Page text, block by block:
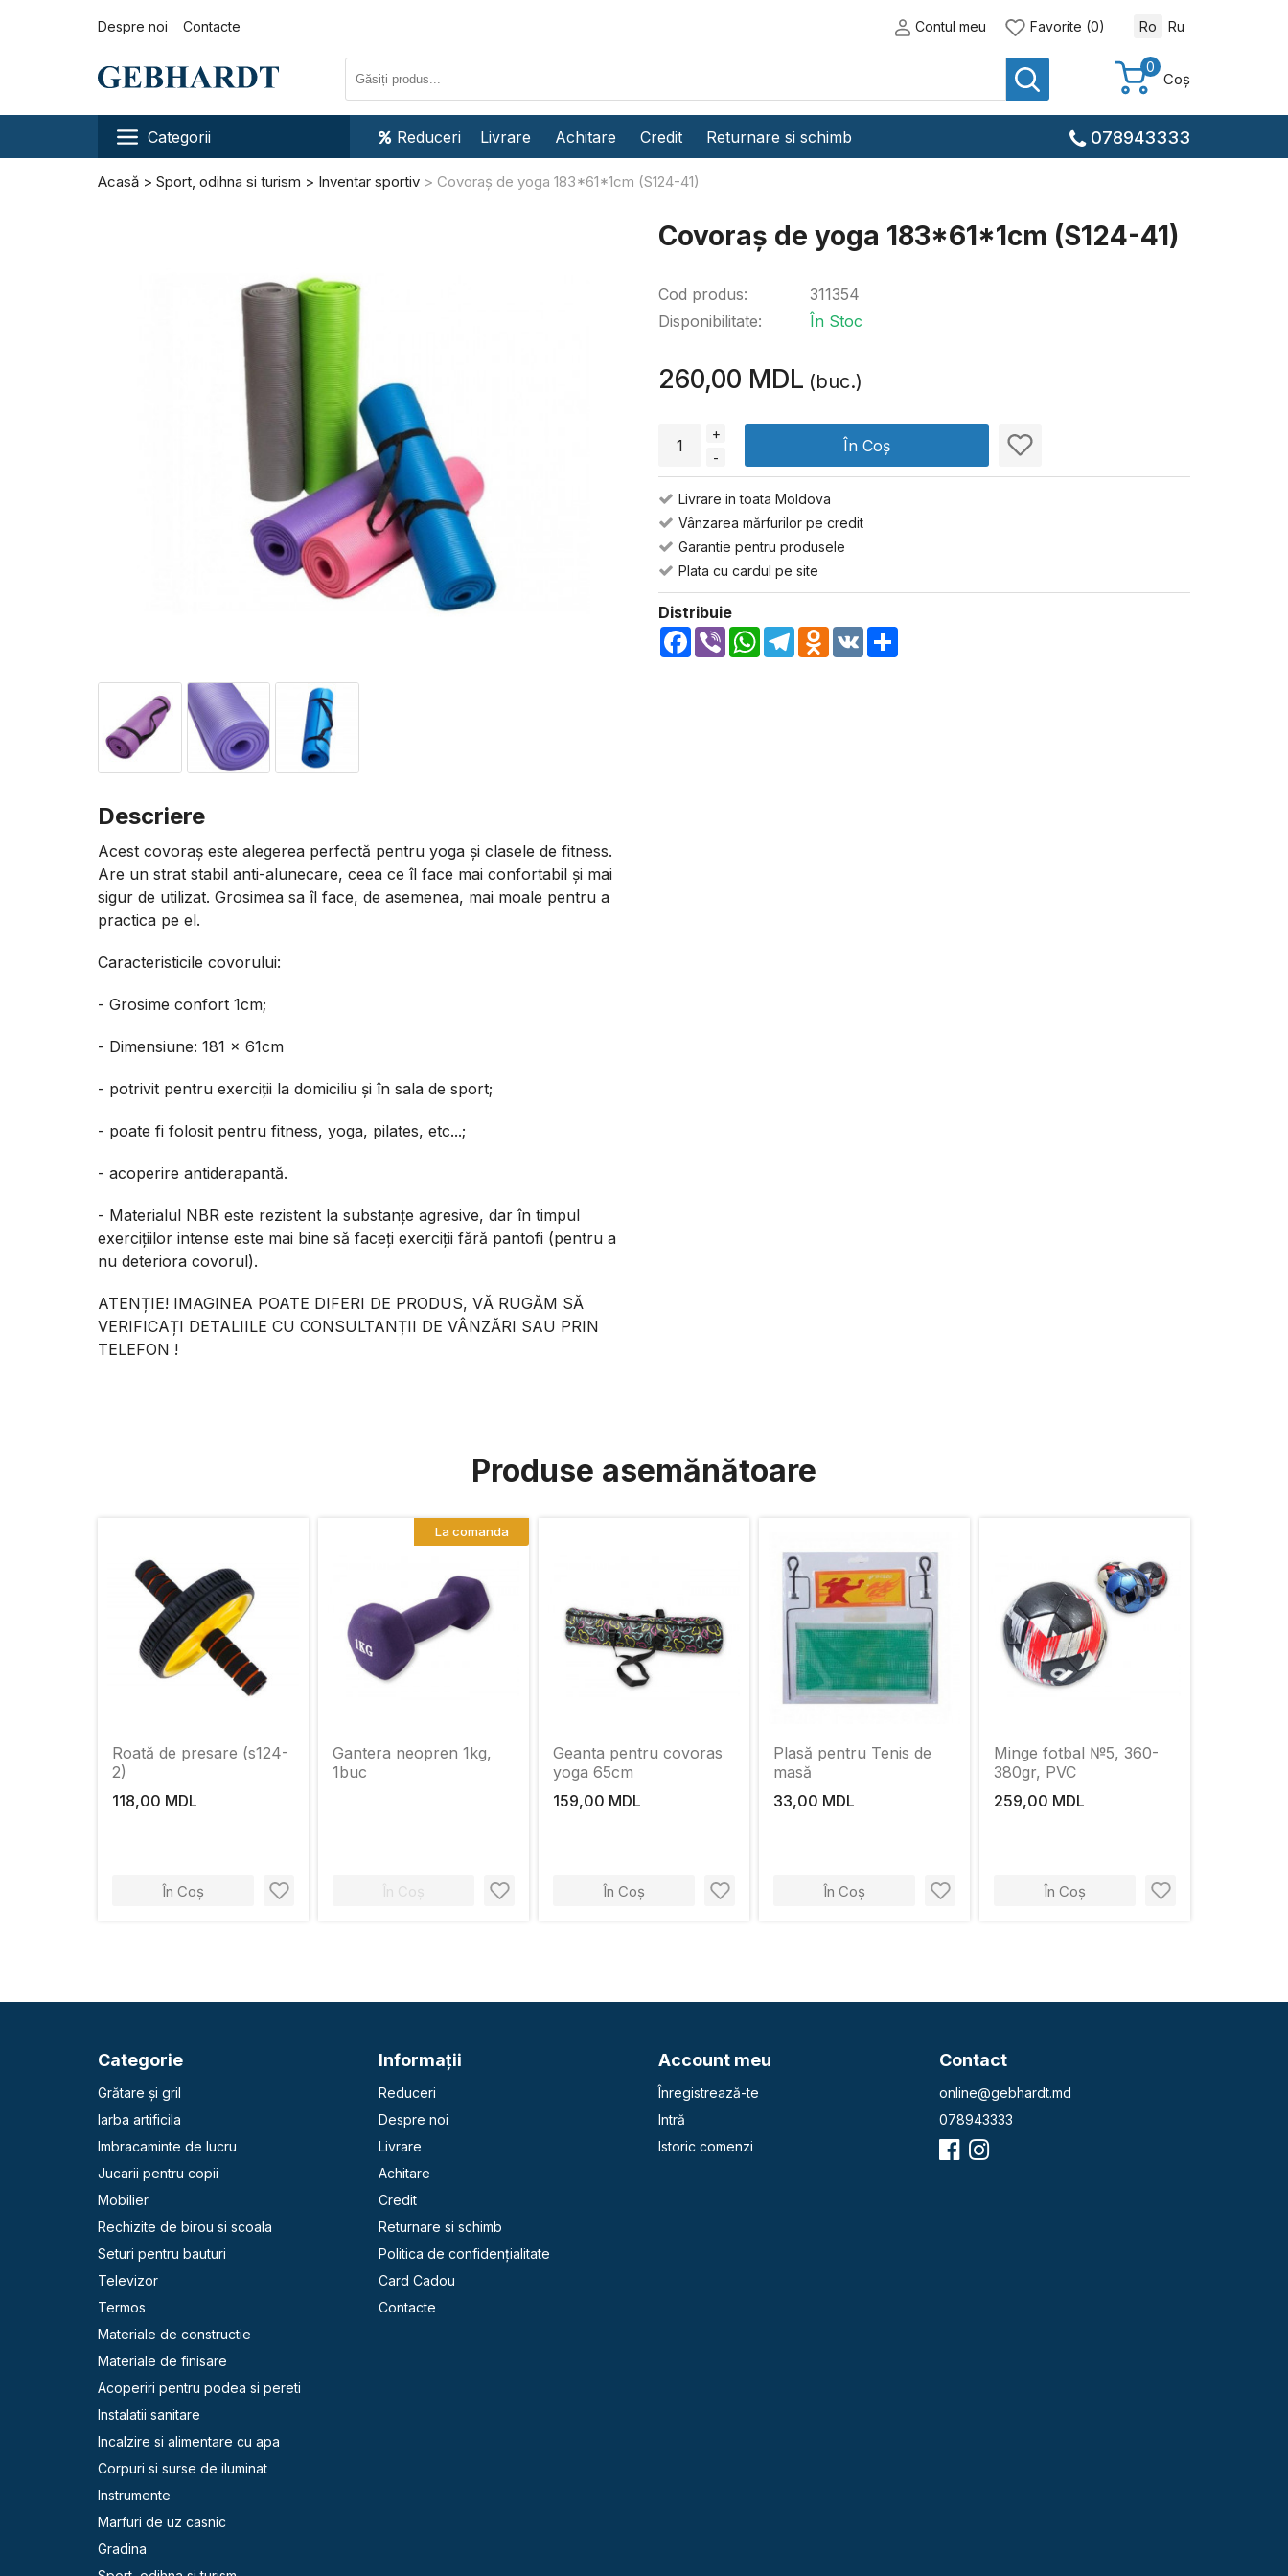
Despre noi Contacte Contul meu Favorite (0) Ro Ru
0
Coș
Categorii Reduceri Livrare Achitare Credit Returnare si schimb 078943333
Acasă Sport, odihna si turism Inventar sportiv Covoraș de yoga 183*61*1cm (S124-41)
Descriere
Acest covoraș este alegerea perfectă pentru yoga și clasele de fitness.
Are un strat stabil anti-alunecare, ceea ce îl face mai confortabil și mai
sigur de utilizat. Grosimea sa îl face, de asemenea, mai moale pentru a
practica pe el.
Caracteristicile covorului:
- Grosime confort 1cm;
- Dimensiune: 181 x 61cm
- potrivit pentru exerciții la domiciliu și în sala de sport;
- poate fi folosit pentru fitness, yoga, pilates, etc...;
- acoperire antiderapantă.
- Materialul NBR este rezistent la substanțe agresive, dar în timpul
exercițiilor intense este mai bine să faceți exerciții fără pantofi (pentru a
nu deteriora covorul).
ATENȚIE! IMAGINEA POATE DIFERI DE PRODUS, VĂ RUGĂM SĂ
VERIFICAȚI DETALIILE CU CONSULTANȚII DE VÂNZĂRI SAU PRIN
TELEFON !
Covoraș de yoga 183*61*1cm (S124-41)
Cod produs:
Disponibilitate:
311354
În Stoc
260,00 MDL (buc.)
+
-
În Coș
Livrare in toata Moldova
Vânzarea mărfurilor pe credit
Garantie pentru produsele
Plata cu cardul pe site
Distribuie
Facebook
Viber WhatsApp
TelegramOdnoklassniki
VK
Produse asemănătoare
Roată de presare (s124-
2)
118,00 MDL
În Coș
Gantera neopren 1kg,
1buc
În Coș
La comanda
Geanta pentru covoras
yoga 65cm
159,00 MDL
În Coș
Plasă pentru Tenis de
masă
33,00 MDL
În Coș
Minge fotbal №5, 360-
380gr, PVC
259,00 MDL
În Coș
Categorie
Grătare și gril
Iarba artificila
Imbracaminte de lucru
Jucarii pentru copii
Mobilier
Rechizite de birou si scoala
Seturi pentru bauturi
Televizor
Termos
Materiale de constructie
Materiale de finisare
Acoperiri pentru podea si pereti
Instalatii sanitare
Incalzire si alimentare cu apa
Corpuri si surse de iluminat
Instrumente
Marfuri de uz casnic
Gradina
Informaţii
Reduceri
Despre noi
Livrare
Achitare
Credit
Returnare si schimb
Politica de confidențialitate
Card Cadou
Contacte
Account meu
Înregistrează-te
Intră
Istoric comenzi
Contact
online@gebhardt.md
078943333